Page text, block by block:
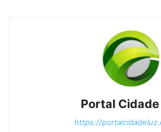
Portal Cidade
https://